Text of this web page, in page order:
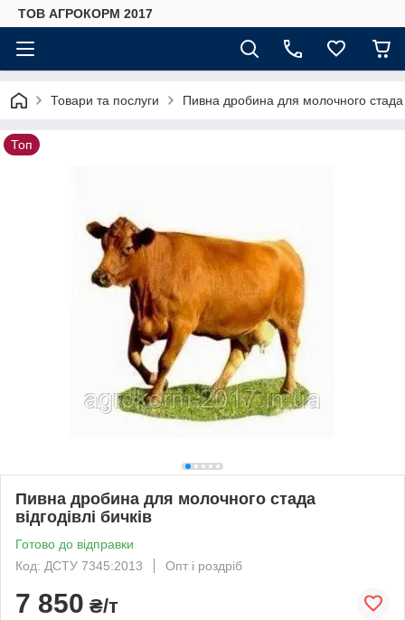
ТОВ АГРОКОРМ 2017
Товари та послуги Пивна дробина для молочного стада
Топ
Пивна дробина для молочного стада
відгодівлі бичків
Готово до відправки
Код: ДСТУ 7345:2013
Опт і роздріб
7 850 ₴/т